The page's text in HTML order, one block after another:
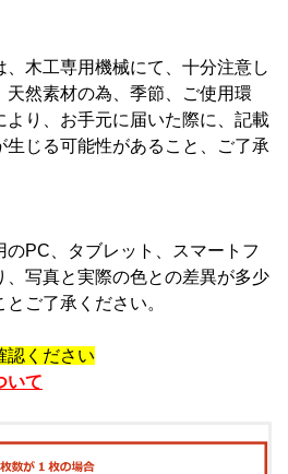
木工専用機械にて、十分注意し
然素材の為、季節、ご使用環
より、お手元に届いた際に、記載
じる可能性があること、ご了承
のPC、タブレット、スマートフ
、写真と実際の色との差異が多少
ご了承ください。
認ください
いて